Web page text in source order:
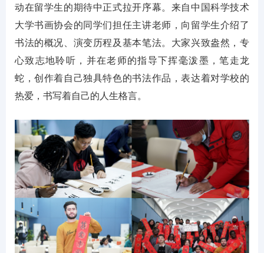
动在留学生的期待中正式拉开序幕。来自中国科学技术
大学书画协会的同学们担任主讲老师，向留学生介绍了
书法的概况、演变历程及基本笔法。大家兴致盎然，专
心致志地聆听，并在老师的指导下挥毫泼墨，笔走龙
蛇，创作着自己独具特色的书法作品，表达着对学校的
热爱，书写着自己的人生格言。